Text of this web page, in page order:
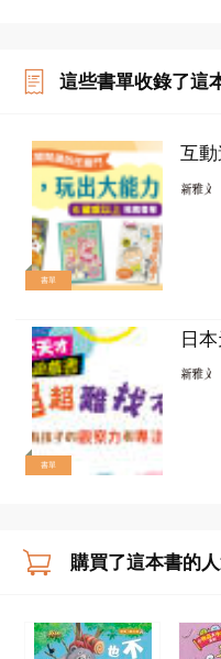
這些書單收錄了這
書單
互
以
書單
日
購買了這本書的